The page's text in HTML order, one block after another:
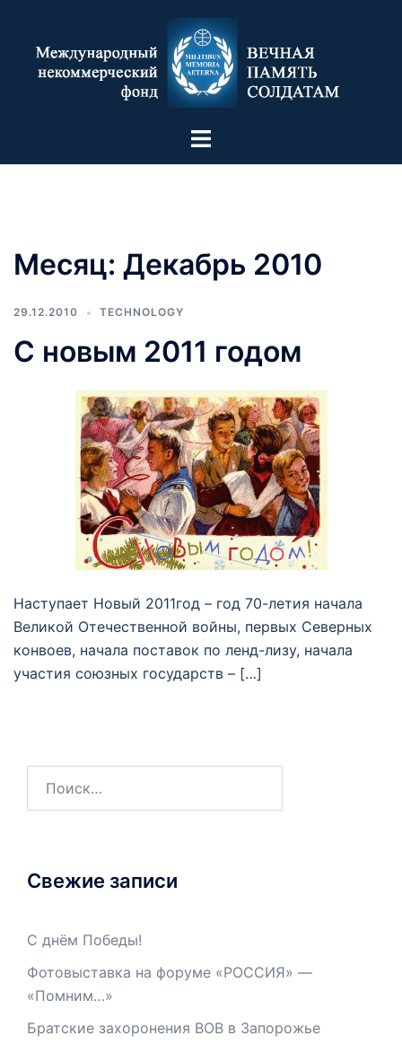
Месяц: Декабрь 2010
29.12.2010 TECHNOLOGY
C новым 2011 годом
Наступает Новый 2011год – год 70-летия начала
Великой Отечественной войны, первых Северных
конвоев, начала поставок по ленд-лизу, начала
участия союзных государств – […]
Свежие записи
С днём Победы!
Фотовыставка на форуме «РОССИЯ» —
«Помним…»
Братские захоронения ВОВ в Запорожье